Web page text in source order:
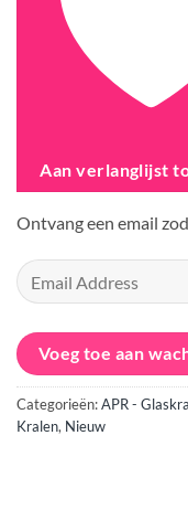
Aan verlanglijst
Ontvang een email
Voer
je
in
om
aan
te
Voeg toe aan
Categorieën:APR -
Kralen, Nieuw